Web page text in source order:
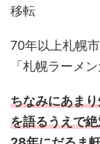
移転
70年以上札幌
「札幌ラーメ
ちなみにあま
を語るうえで